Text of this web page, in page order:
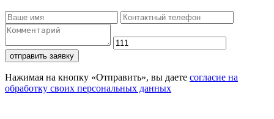
отправить заявку
Нажимая на кнопку «Отправить», вы даете согласие на
обработку своих персональных данных